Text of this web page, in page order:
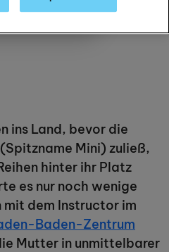
ins Land, bevor die
Mini) zuließ,
hinter ihr Platz
es nur noch wenige
mit dem Instructor im
Baden-Zentrum
Mutter in unmittelbarer